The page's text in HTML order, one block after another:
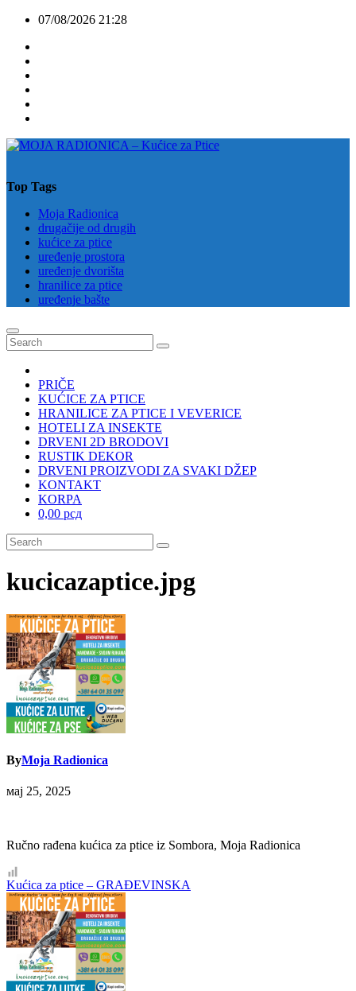
Skip
content
07/08/2026 21:28
Top Tags
Moja Radionica
drugačije od drugih
kućice za ptice
uređenje prostora
uređenje dvorišta
hranilice za ptice
uređenje bašte
PRIČE
KUĆICE ZA PTICE
HRANILICE ZA PTICE I VEVERICE
HOTELI ZA INSEKTE
DRVENI 2D BRODOVI
RUSTIK DEKOR
DRVENI PROIZVODI ZA SVAKI DŽEP
KONTAKT
KORPA
0,00 рсд
kucicazaptice.jpg
ByMoja Radionica
мај 25, 2025
Ručno rađena kućica za ptice iz Sombora, Moja Radionica
Кретање
чланка
Kućica za ptice – GRAĐEVINSKA